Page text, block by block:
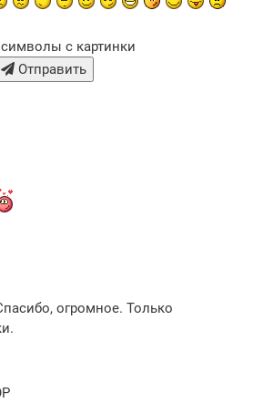
с картинки
Отправить
огромное. Только